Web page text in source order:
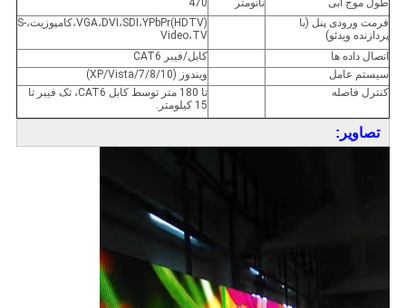
طول موج آبی
نانومتر
470
فرمت ورودی پنل (با
پردازنده ویدئو)
VGA،DVI،SDI،YPbPr(HDTV)،کامپوزیت،S-
Video،TV
اتصال داده ها
کابل/فیبر CAT6
سیستم عامل
ویندوز (XP/Vista/7/8/10)
کنترل فاصله
تا 180 متر توسط کابل CAT6، تک فیبر تا
15 کیلومتر.
تصاویر: